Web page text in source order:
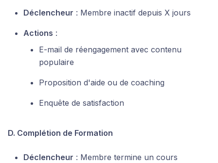
Déclencheur : Membre inactif depuis X jours
Actions :
E-mail de réengagement avec contenu
populaire
Proposition d'aide ou de coaching
Enquête de satisfaction
D. Complétion de Formation
Déclencheur : Membre termine un cours